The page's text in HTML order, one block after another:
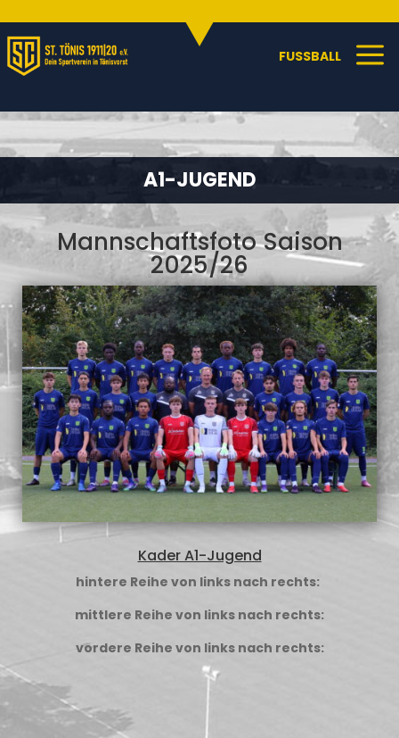
C
FUSSBALL a
A1-JUGEND
Mannschaftsfoto Saison
2025/26
Kader A1-Jugend
hintere Reihe von links nach rechts:
mittlere Reihe von links nach rechts:
vordere Reihe von links nach rechts: